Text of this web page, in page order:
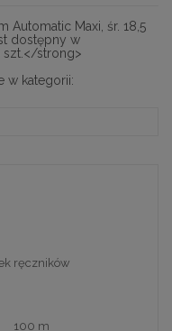
Automatic Maxi, śr. 18,5
dostępny w
szt.</strong>
w kategorii:
ręczników
100 m